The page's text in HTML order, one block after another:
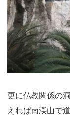
更に仏教関係の
えれば南渓山で